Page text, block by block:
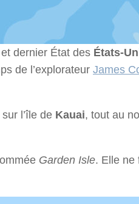
dernier État des États-
de l’explorateur James
l’île de Kauai, tout au
Garden Isle. Elle ne